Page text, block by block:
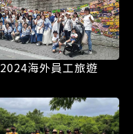
2024海外員工旅遊